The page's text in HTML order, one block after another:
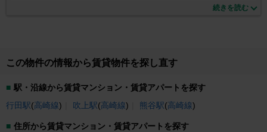
も可能！地域密着ならではのアドバイスで、初めてのお部屋探しも安心し
ていただけると思います。親切・丁寧をモットーに、スタッフ一同、理想
続きを読む
この物件の情報から賃貸物件を探し直す
駅・沿線から賃貸マンション・賃貸アパートを探す
行田駅(高崎線) 吹上駅(高崎線) 熊谷駅(高崎線)
住所から賃貸マンション・賃貸アパートを探す